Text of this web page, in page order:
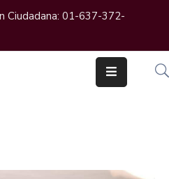
Ciudadana: 01-637-372-